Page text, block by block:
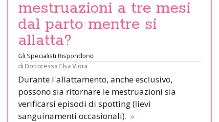
mestruazioni a tre mesi
dal parto mentre si
allatta?
Gli Specialisti Rispondono
di Dottoressa Elsa Viora
Durante l'allattamento, anche esclusivo,
possono sia ritornare le mestruazioni sia
verificarsi episodi di spotting (lievi
sanguinamenti occasionali). »